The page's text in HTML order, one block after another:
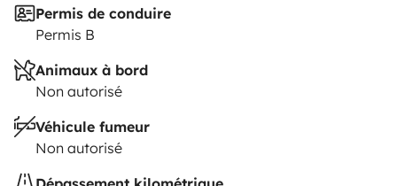
Permis de conduire
Permis B
Animaux à bord
Non autorisé
Véhicule fumeur
Non autorisé